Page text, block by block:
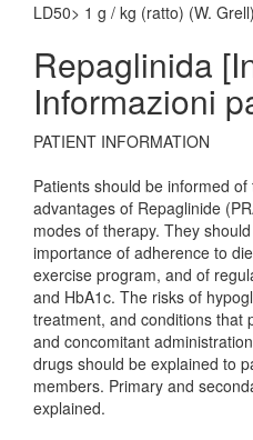
LD50> 1 g / kg (ratto) (W. Grell)
Repaglinida
Informazioni
PATIENT INFORMATION
Patients should be informed
advantages of Repaglinide
modes of therapy. They
importance of adherence to
exercise program, and of
and HbA1c. The risks of
treatment, and conditions that
and concomitant
drugs should be explained to
members. Primary and
explained.